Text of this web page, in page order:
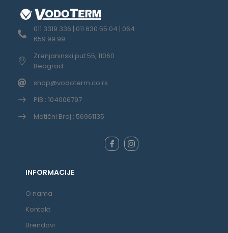
011 3319 336 | 011 630 55 04 | 064
659 99 99
Zrenjaninski put 55, 11060
Beograd
shop@vodoterm.co.rs
PIB : 104006797
Matični Broj : 56961135
INFORMACIJE
O nama
Kontakt
Brendovi